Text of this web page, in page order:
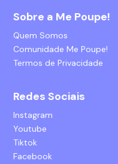
Sobre a Me Poupe!
Quem Somos
Comunidade Me Poupe!
Termos de Privacidade
Redes Sociais
Instagram
Youtube
Tiktok
Facebook